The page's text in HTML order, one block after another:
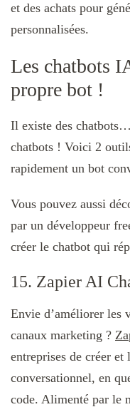
et des achats pour
personnalisées.
Les chatbots
propre bot !
Il existe des
chatbots ! Voici 2
rapidement un bot
Vous pouvez aussi
par un développeur
créer le chatbot qui
15. Zapier AI
Envie d’améliorer les
canaux marketing ?
entreprises de créer
conversationnel, en
code. Alimenté par le